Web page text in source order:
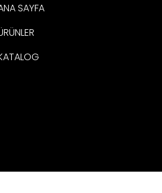
SAYFA